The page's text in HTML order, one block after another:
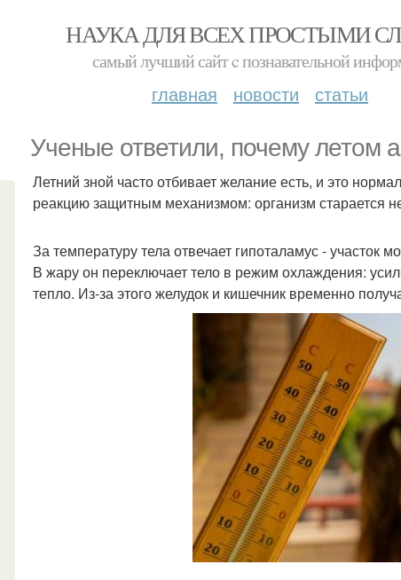
НАУКА ДЛЯ ВСЕХ ПРОСТЫМИ
самый лучший сайт c познавательной
главная новости статьи
Ученые ответили, почему летом
Летний зной часто отбивает желание есть, и это
реакцию защитным механизмом: организм старается
За температуру тела отвечает гипоталамус - участок
В жару он переключает тело в режим охлаждения:
тепло. Из-за этого желудок и кишечник временно